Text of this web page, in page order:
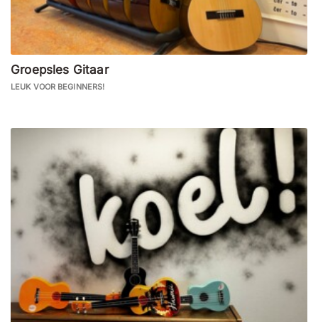
Groepsles Gitaar
LEUK VOOR BEGINNERS!